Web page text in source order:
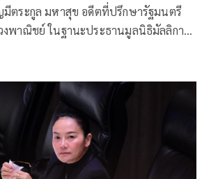
มีตระกูล มหาสุข อดีตที่ปรึกษารัฐมนตรี
งพาณิชย์ ในฐานะประธานมูลนิธิมัลลิกา